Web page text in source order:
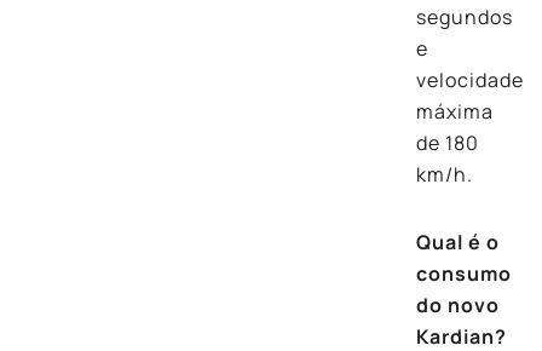
segundos
e
velocidade
máxima
de 180
km/h.
Qual é o
consumo
do novo
Kardian?